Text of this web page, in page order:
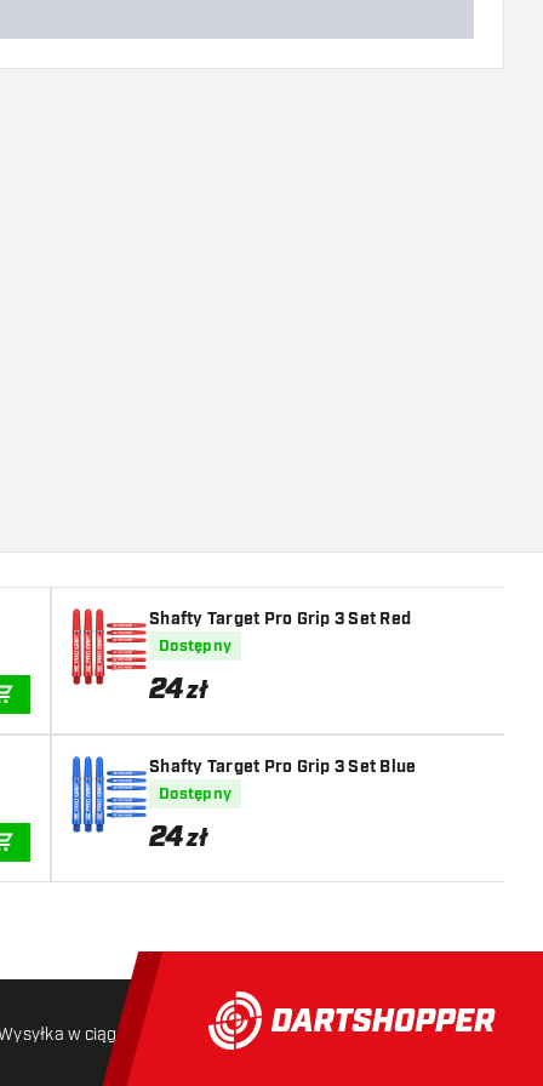
Shafty Target Pro Grip 3 Set Red
Dostępny
24zł
Shafty Target Pro Grip 3 Set Blue
Dostępny
24zł
w ciągu 24 godzin Darmowa wysyłka od 250 złoty